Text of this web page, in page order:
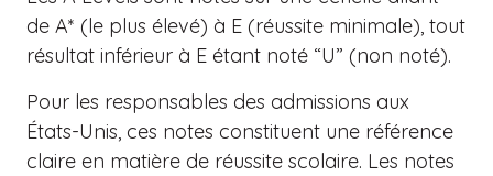
de A* (le plus élevé) à E (réussite minimale), tout
résultat inférieur à E étant noté “U” (non noté).
Pour les responsables des admissions aux
États-Unis, ces notes constituent une référence
claire en matière de réussite scolaire. Les notes